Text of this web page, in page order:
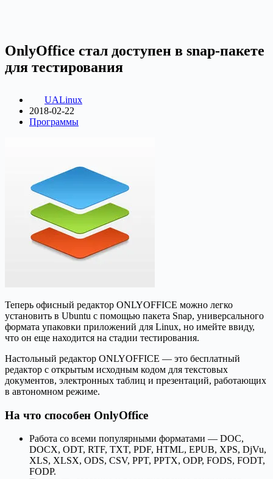
OnlyOffice стал доступен в snap-пакете
для тестирования
UALinux
2018-02-22
Программы
Теперь офисный редактор ONLYOFFICE можно легко
установить в Ubuntu с помощью пакета Snap, универсального
формата упаковки приложений для Linux, но имейте ввиду,
что он еще находится на стадии тестирования.
Настольный редактор ONLYOFFICE — это бесплатный
редактор с открытым исходным кодом для текстовых
документов, электронных таблиц и презентаций, работающих
в автономном режиме.
На что способен OnlyOffice
Работа со всеми популярными форматами — DOC,
DOCX, ODT, RTF, TXT, PDF, HTML, EPUB, XPS, DjVu,
XLS, XLSX, ODS, CSV, PPT, PPTX, ODP, FODS, FODT,
FODP.